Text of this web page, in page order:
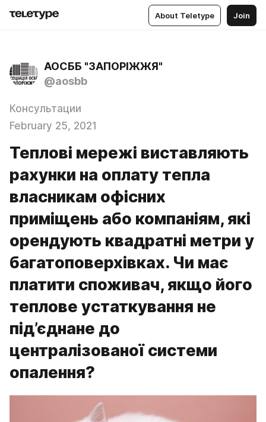
About Teletype Join
АОСББ "ЗАПОРІЖЖЯ"
@aosbb
Консультации
February 25, 2021
Теплові мережі виставляють
рахунки на оплату тепла
власникам офісних
приміщень або компаніям, які
орендують квадратні метри у
багатоповерхівках. Чи має
платити споживач, якщо його
теплове устаткування не
під’єднане до
централізованої системи
опалення?